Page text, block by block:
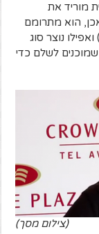
מוריד את
הוא מתרומם
נוצר סוג
לשלם כדי
(צילום מסך)